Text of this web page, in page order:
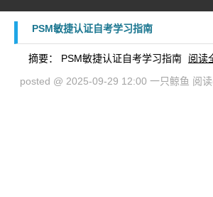
PSM敏捷认证自考学习指南
摘要： PSM敏捷认证自考学习指南
阅读
posted @ 2025-09-29 12:00 一只鲸鱼 阅